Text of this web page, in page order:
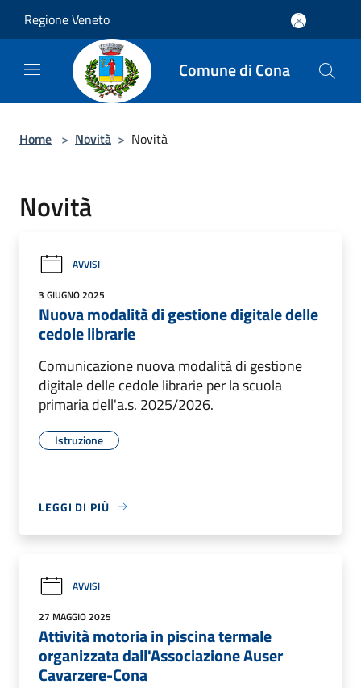
Regione Veneto
Comune di Cona
Home > Novità > Novità
Novità
AVVISI
3 GIUGNO 2025
Nuova modalità di gestione digitale delle
cedole librarie
Comunicazione nuova modalità di gestione
digitale delle cedole librarie per la scuola
primaria dell'a.s. 2025/2026.
Istruzione
LEGGI DI PIÙ
AVVISI
27 MAGGIO 2025
Attività motoria in piscina termale
organizzata dall'Associazione Auser
Cavarzere-Cona